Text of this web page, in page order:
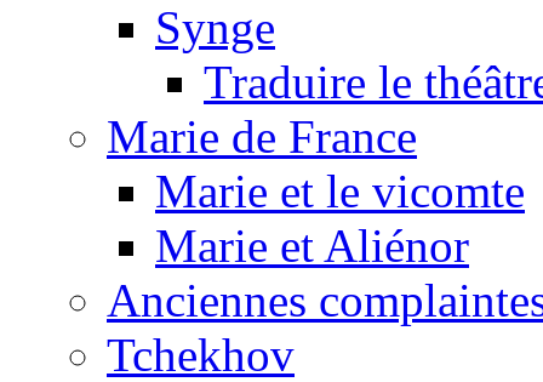
Synge
Traduire le
Marie de France
Marie et le vicomte
Marie et Aliénor
Anciennes
Tchekhov